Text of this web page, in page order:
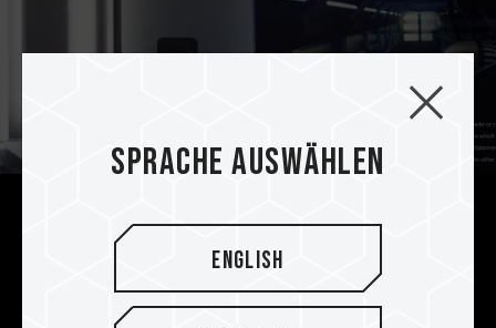
Combo Quick One-Click
Overclocking-Zertifizierung
Unterstützt die neuesten Intel XMP3.0 und AMD
Sprache auswählen
English